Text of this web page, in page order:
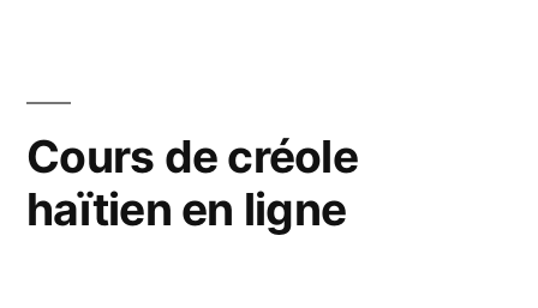
créole
le
Cours de créole
haïtien en ligne